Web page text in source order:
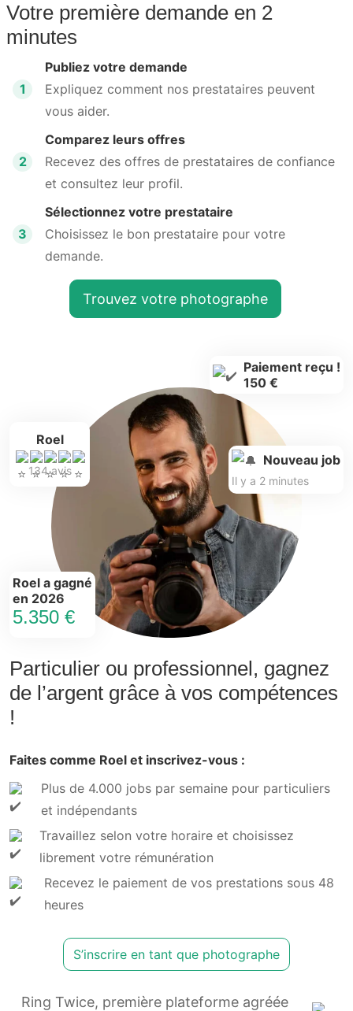
Votre première demande en 2
minutes
1
Publiez votre demande
Expliquez comment nos prestataires peuvent
vous aider.
2
Comparez leurs offres
Recevez des offres de prestataires de confiance
et consultez leur profil.
3
Sélectionnez votre prestataire
Choisissez le bon prestataire pour votre
demande.
Trouvez votre photographe
Particulier ou professionnel, gagnez
de l’argent grâce à vos compétences
!
Faites comme Roel et inscrivez-vous :
Plus de 4.000 jobs par semaine pour particuliers
et indépendants
Travaillez selon votre horaire et choisissez
librement votre rémunération
Recevez le paiement de vos prestations sous 48
heures
S’inscrire en tant que photographe
Roel
134 avis
Roel a gagné
en 2026
5.350 €
Paiement reçu !
150 €
Nouveau job
Il y a 2 minutes
Ring Twice, première plateforme agréée